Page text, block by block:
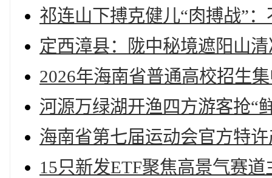
祁连山下搏克健儿“肉搏战”
定西漳县：陇中秘境遮阳山
2026年海南省普通高校招生
河源万绿湖开渔四方游客抢“
海南省第七届运动会官方特
15只新发ETF聚焦高景气赛